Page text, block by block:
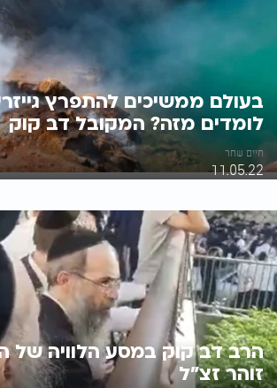
בעולם ממשיכים להתפרץ
לומדים מזה? המקובל דב קוק
חיים שחר
11.05.22
הרב דב קוק במסע הלוויה של
זוהר זצ"ל